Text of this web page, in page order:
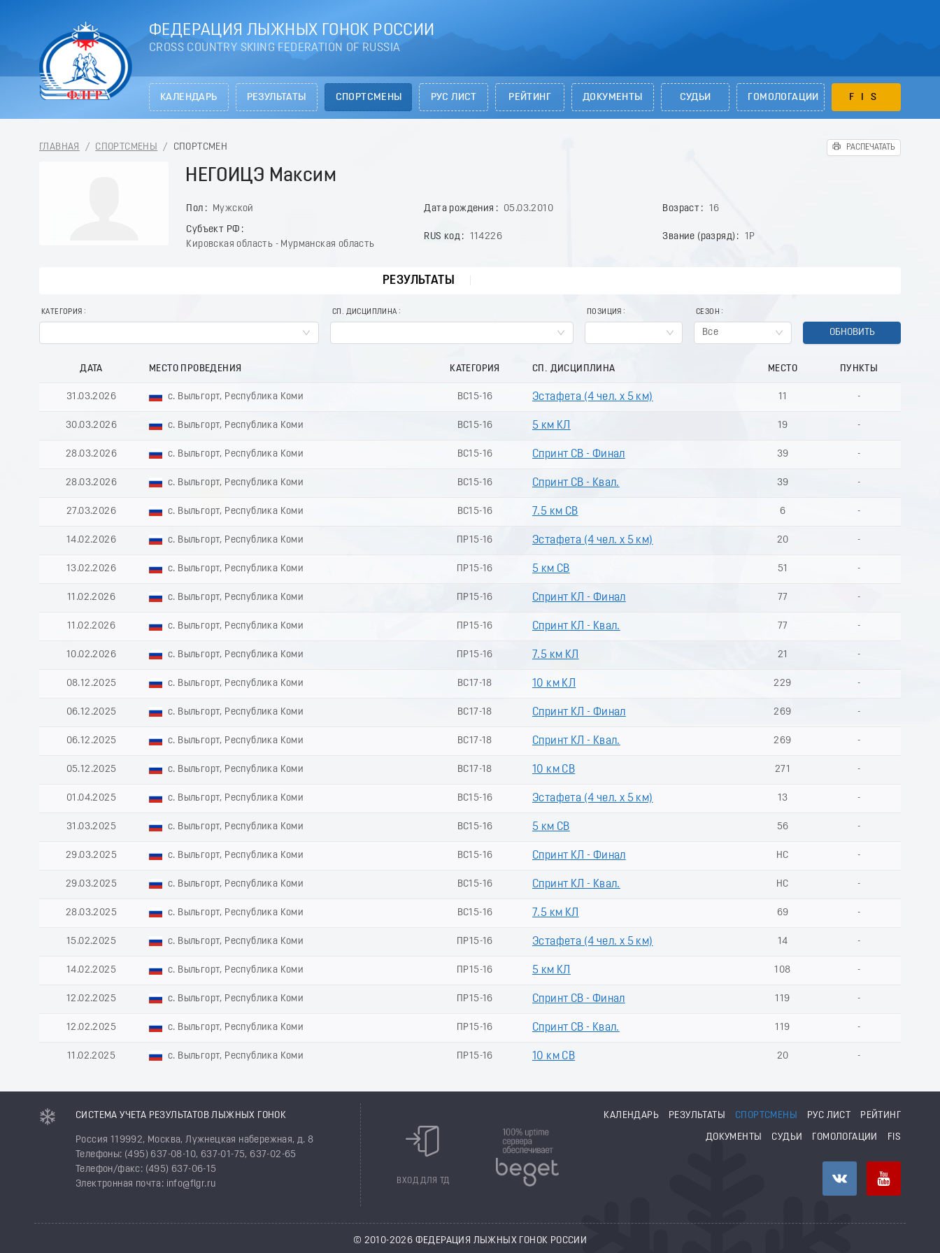
ФЕДЕРАЦИЯ ЛЫЖНЫХ ГОНОК РОССИИ
CROSS COUNTRY SKIING FEDERATION OF RUSSIA
КАЛЕНДАРЬ РЕЗУЛЬТАТЫ СПОРТСМЕНЫ РУС ЛИСТ РЕЙТИНГ ДОКУМЕНТЫ СУДЬИ ГОМОЛОГАЦИИ FIS
ГЛАВНАЯ / СПОРТСМЕНЫ / СПОРТСМЕН РАСПЕЧАТАТЬ
НЕГОИЦЭ Максим
Пол Мужской Дата рождения 05.03.2010 Возраст
16
Субъект РФ
Кировская область - Мурманская область
RUS код 114226 Звание (разряд) 1Р
РЕЗУЛЬТАТЫ
КАТЕГОРИЯ СП. ДИСЦИПЛИНА ПОЗИЦИЯ СЕЗОН
Все ОБНОВИТЬ
ДАТА МЕСТО ПРОВЕДЕНИЯ КАТЕГОРИЯ СП. ДИСЦИПЛИНА МЕСТО ПУНКТЫ
31.03.2026 с. Выльгорт, Республика Коми ВС15-16 Эстафета (4 чел. х 5 км) 11 -
30.03.2026 с. Выльгорт, Республика Коми ВС15-16 5 км КЛ 19 -
28.03.2026 с. Выльгорт, Республика Коми ВС15-16 Спринт СВ - Финал 39 -
28.03.2026 с. Выльгорт, Республика Коми ВС15-16 Спринт СВ - Квал. 39 -
27.03.2026 с. Выльгорт, Республика Коми ВС15-16 7.5 км СВ 6 -
14.02.2026 с. Выльгорт, Республика Коми ПР15-16 Эстафета (4 чел. х 5 км) 20 -
13.02.2026 с. Выльгорт, Республика Коми ПР15-16 5 км СВ 51 -
11.02.2026 с. Выльгорт, Республика Коми ПР15-16 Спринт КЛ - Финал 77 -
11.02.2026 с. Выльгорт, Республика Коми ПР15-16 Спринт КЛ - Квал. 77 -
10.02.2026 с. Выльгорт, Республика Коми ПР15-16 7.5 км КЛ 21 -
08.12.2025 с. Выльгорт, Республика Коми ВС17-18 10 км КЛ 229 -
06.12.2025 с. Выльгорт, Республика Коми ВС17-18 Спринт КЛ - Финал 269 -
06.12.2025 с. Выльгорт, Республика Коми ВС17-18 Спринт КЛ - Квал. 269 -
05.12.2025 с. Выльгорт, Республика Коми ВС17-18 10 км СВ 271 -
01.04.2025 с. Выльгорт, Республика Коми ВС15-16 Эстафета (4 чел. х 5 км) 13 -
31.03.2025 с. Выльгорт, Республика Коми ВС15-16 5 км СВ 56 -
29.03.2025 с. Выльгорт, Республика Коми ВС15-16 Спринт КЛ - Финал НС -
29.03.2025 с. Выльгорт, Республика Коми ВС15-16 Спринт КЛ - Квал. НС -
28.03.2025 с. Выльгорт, Республика Коми ВС15-16 7.5 км КЛ 69 -
15.02.2025 с. Выльгорт, Республика Коми ПР15-16 Эстафета (4 чел. х 5 км) 14 -
14.02.2025 с. Выльгорт, Республика Коми ПР15-16 5 км КЛ 108 -
12.02.2025 с. Выльгорт, Республика Коми ПР15-16 Спринт СВ - Финал 119 -
12.02.2025 с. Выльгорт, Республика Коми ПР15-16 Спринт СВ - Квал. 119 -
11.02.2025 с. Выльгорт, Республика Коми ПР15-16 10 км СВ 20 -
СИСТЕМА УЧЕТА РЕЗУЛЬТАТОВ ЛЫЖНЫХ ГОНОК
Россия 119992, Москва, Лужнецкая набережная, д. 8
Телефоны: (495) 637-08-10, 637-01-75, 637-02-65
Телефон/факс: (495) 637-06-15
Электронная почта: info@flgr.ru
ВХОД ДЛЯ ТД
КАЛЕНДАРЬ РЕЗУЛЬТАТЫ СПОРТСМЕНЫ РУС ЛИСТ РЕЙТИНГ
ДОКУМЕНТЫ СУДЬИ ГОМОЛОГАЦИИ FIS
© 2010-2026 ФЕДЕРАЦИЯ ЛЫЖНЫХ ГОНОК РОССИИ